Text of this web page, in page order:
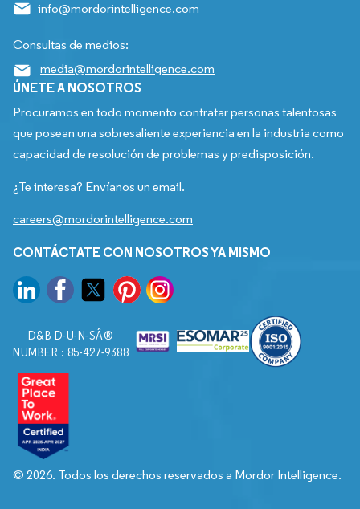
info@mordorintelligence.com
Consultas de medios:
media@mordorintelligence.com
ÚNETE A NOSOTROS
Procuramos en todo momento contratar personas talentosas
que posean una sobresaliente experiencia en la industria como
capacidad de resolución de problemas y predisposición.
¿Te interesa? Envíanos un email.
careers@mordorintelligence.com
CONTÁCTATE CON NOSOTROS YA MISMO
D&B D-U-N-SÂ®
NUMBER : 85-427-9388
© 2026. Todos los derechos reservados a Mordor Intelligence.